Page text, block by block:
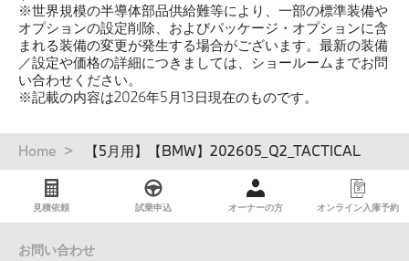
※世界規模の半導体部品供給難等により、一部の標準装備や
オプションの設定削除、およびパッケージ・オプションに含
まれる装備の変更が発生する場合がございます。最新の装備
／設定や価格の詳細につきましては、ショールームまでお問
い合わせください。
※記載の内容は2026年5月13日現在のものです。
パ
ン
Home 【5月用】【BMW】202605_Q2_TACTICAL
見積依頼 試乗申込 オーナーの方 オンライン入庫予約
お問い合わせ